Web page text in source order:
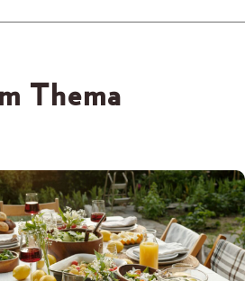
Thema